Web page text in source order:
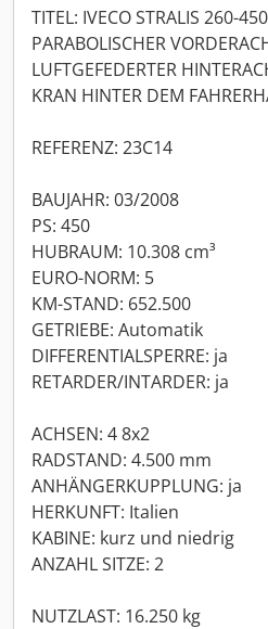
TITEL: IVECO STRALIS 260-
PARABOLISCHER
LUFTGEFEDERTER
KRAN HINTER DEM
REFERENZ: 23C14
BAUJAHR: 03/2008
PS: 450
HUBRAUM: 10.308 cm³
EURO-NORM: 5
KM-STAND: 652.500
GETRIEBE: Automatik
DIFFERENTIALSPERRE: ja
RETARDER/INTARDER: ja
ACHSEN: 4 8x2
RADSTAND: 4.500 mm
ANHÄNGERKUPPLUNG: ja
HERKUNFT: Italien
KABINE: kurz und niedrig
ANZAHL SITZE: 2
NUTZLAST: 16.250 kg